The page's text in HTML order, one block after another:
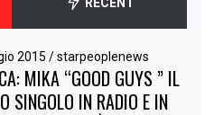
RECENT
2015/ starpeoplenews
MIKA “GOOD GUYS ” IL
SINGOLO IN RADIO E IN